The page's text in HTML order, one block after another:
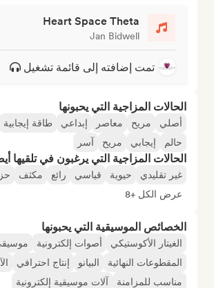
Heart Space Theta
Jan Bidwell
تمت إضافته إلى قائمة تشغيل
الحالات المزاجية التي يحبونها
أصلي مريح معاصر إبداعي طاقة إيجابية
حالم
إيجابي مريح آسر
الحالات المزاجية التي يرغبون في تلقيها
غير تقليدي حيوية قياسي رائع مكثف
عرض الكل +8
الخصائص الموسيقية التي يحبونها
الغيتار الأكوستيكي أصوات إلكترونية
المقطوعات النهائية
البيانو إنتاج احترافي
مناسب للمزامنة
آلات موسيقية إلكترونية